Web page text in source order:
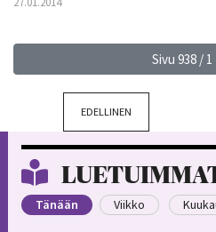
Sivu 938 / 1
EDELLINEN
Tänään Viikko